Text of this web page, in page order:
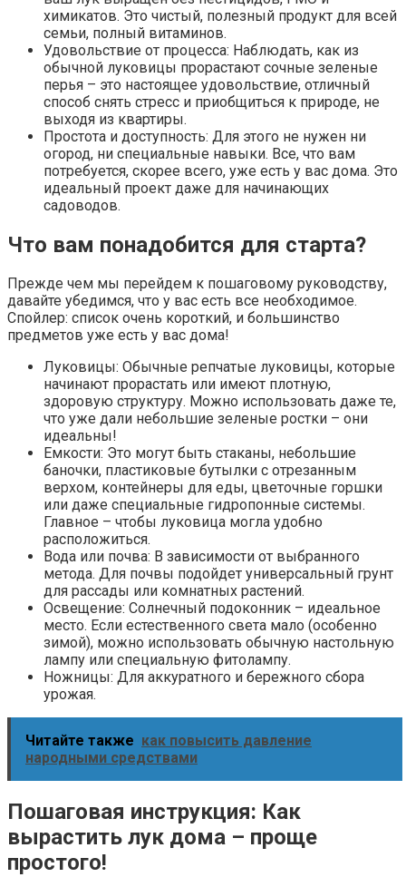
химикатов. Это чистый, полезный продукт для всей
семьи, полный витаминов.
Удовольствие от процесса: Наблюдать, как из
обычной луковицы прорастают сочные зеленые
перья – это настоящее удовольствие, отличный
способ снять стресс и приобщиться к природе, не
выходя из квартиры.
Простота и доступность: Для этого не нужен ни
огород, ни специальные навыки. Все, что вам
потребуется, скорее всего, уже есть у вас дома. Это
идеальный проект даже для начинающих
садоводов.
Что вам понадобится для старта?
Прежде чем мы перейдем к пошаговому руководству,
давайте убедимся, что у вас есть все необходимое.
Спойлер: список очень короткий, и большинство
предметов уже есть у вас дома!
Луковицы: Обычные репчатые луковицы, которые
начинают прорастать или имеют плотную,
здоровую структуру. Можно использовать даже те,
что уже дали небольшие зеленые ростки – они
идеальны!
Емкости: Это могут быть стаканы, небольшие
баночки, пластиковые бутылки с отрезанным
верхом, контейнеры для еды, цветочные горшки
или даже специальные гидропонные системы.
Главное – чтобы луковица могла удобно
расположиться.
Вода или почва: В зависимости от выбранного
метода. Для почвы подойдет универсальный грунт
для рассады или комнатных растений.
Освещение: Солнечный подоконник – идеальное
место. Если естественного света мало (особенно
зимой), можно использовать обычную настольную
лампу или специальную фитолампу.
Ножницы: Для аккуратного и бережного сбора
урожая.
Читайте также как повысить давление
народными средствами
Пошаговая инструкция: Как
вырастить лук дома – проще
простого!